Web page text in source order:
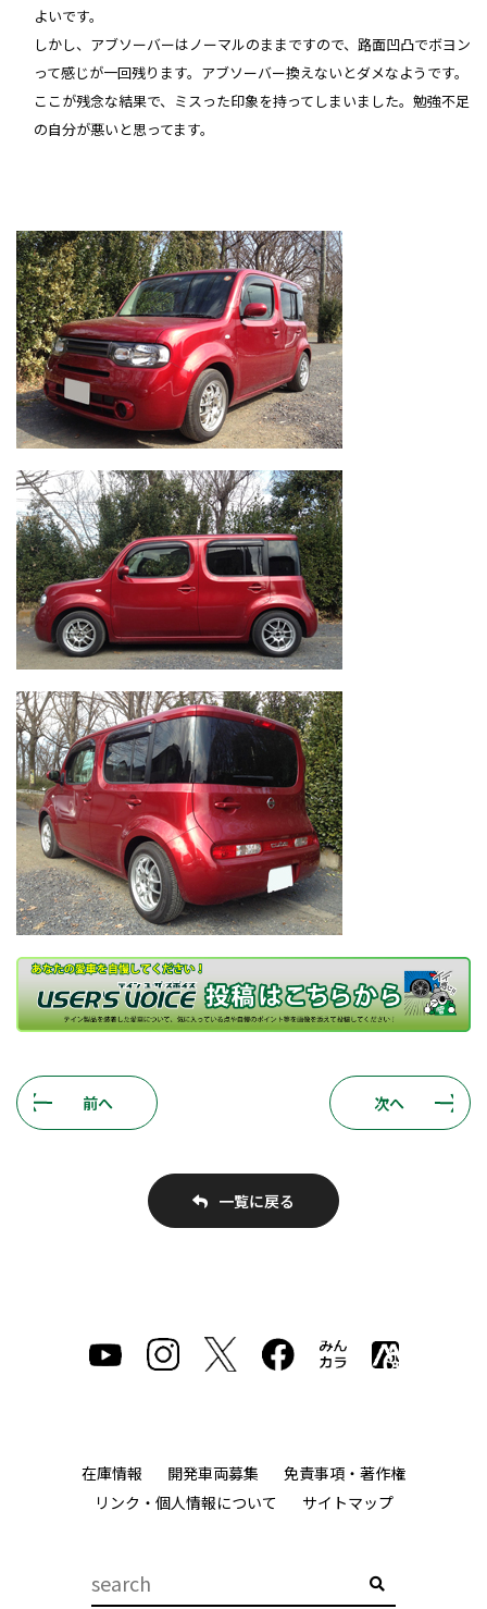
よいです。
しかし、アブソーバーはノーマルのままですので、路面凹凸でボヨン
って感じが一回残ります。アブソーバー換えないとダメなようです。
ここが残念な結果で、ミスった印象を持ってしまいました。勉強不足
の自分が悪いと思ってます。
前へ 次へ
一覧に戻る
在庫情報 開発車両募集
免責事項・著作権
リンク・個人情報について
サイトマップ